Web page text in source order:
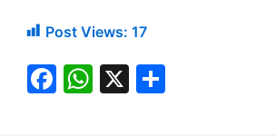
Post Views: 17
F
W X